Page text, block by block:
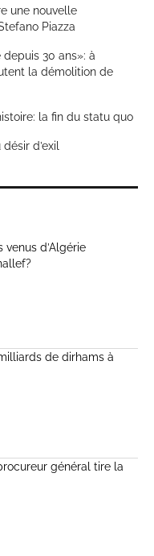
une nouvelle
Piazza
30 ans»: à
la démolition de
la fin du statu quo
d’exil
venus d’Algérie
de dirhams à
général tire la